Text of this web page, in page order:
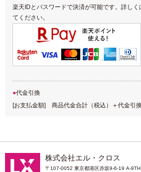
楽天IDとパスワードで決済が可能です。詳し
てください。
代金引換
[お支払金額] 商品代金合計（税込）＋代金引
株式会社エル・クロス
〒107-0052 東京都港区赤坂9-6-19 A-